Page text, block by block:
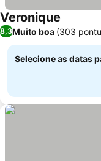
Veronique
8,3Muito boa (303
Selecione as datas